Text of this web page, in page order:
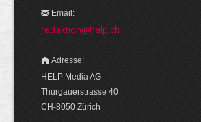
Email:
redaktion@help.ch
Adresse:
HELP Media AG
Thurgauerstrasse 40
CH-8050 Zürich